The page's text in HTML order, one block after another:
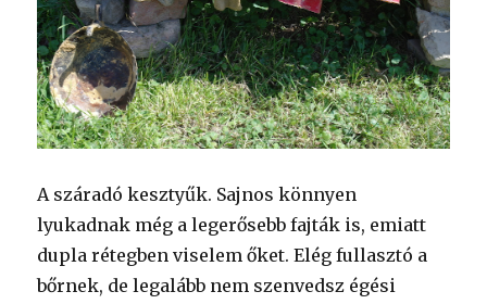
A száradó kesztyűk. Sajnos könnyen
lyukadnak még a legerősebb fajták is, emiatt
dupla rétegben viselem őket. Elég fullasztó a
bőrnek, de legalább nem szenvedsz égési